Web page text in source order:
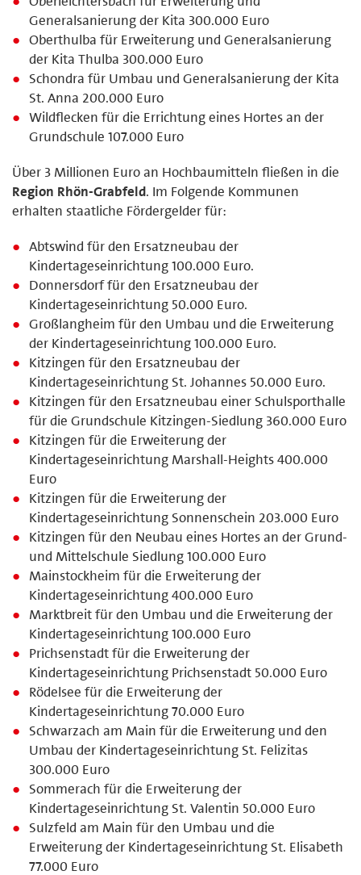
Generalsanierung der Kita 300.000 Euro
Oberthulba für Erweiterung und Generalsanierung
der Kita Thulba 300.000 Euro
Schondra für Umbau und Generalsanierung der Kita
St. Anna 200.000 Euro
Wildflecken für die Errichtung eines Hortes an der
Grundschule 107.000 Euro
Über 3 Millionen Euro an Hochbaumitteln fließen in die
Region Rhön-Grabfeld. Im Folgende Kommunen
erhalten staatliche Fördergelder für:
Abtswind für den Ersatzneubau der
Kindertageseinrichtung 100.000 Euro.
Donnersdorf für den Ersatzneubau der
Kindertageseinrichtung 50.000 Euro.
Großlangheim für den Umbau und die Erweiterung
der Kindertageseinrichtung 100.000 Euro.
Kitzingen für den Ersatzneubau der
Kindertageseinrichtung St. Johannes 50.000 Euro.
Kitzingen für den Ersatzneubau einer Schulsporthalle
für die Grundschule Kitzingen-Siedlung 360.000 Euro
Kitzingen für die Erweiterung der
Kindertageseinrichtung Marshall-Heights 400.000
Euro
Kitzingen für die Erweiterung der
Kindertageseinrichtung Sonnenschein 203.000 Euro
Kitzingen für den Neubau eines Hortes an der Grund-
und Mittelschule Siedlung 100.000 Euro
Mainstockheim für die Erweiterung der
Kindertageseinrichtung 400.000 Euro
Marktbreit für den Umbau und die Erweiterung der
Kindertageseinrichtung 100.000 Euro
Prichsenstadt für die Erweiterung der
Kindertageseinrichtung Prichsenstadt 50.000 Euro
Rödelsee für die Erweiterung der
Kindertageseinrichtung 70.000 Euro
Schwarzach am Main für die Erweiterung und den
Umbau der Kindertageseinrichtung St. Felizitas
300.000 Euro
Sommerach für die Erweiterung der
Kindertageseinrichtung St. Valentin 50.000 Euro
Sulzfeld am Main für den Umbau und die
Erweiterung der Kindertageseinrichtung St. Elisabeth
77.000 Euro